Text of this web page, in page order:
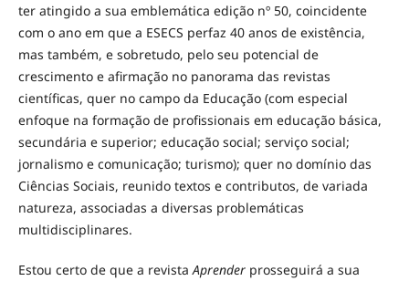
ter atingido a sua emblemática edição nº 50, coincidente
com o ano em que a ESECS perfaz 40 anos de existência,
mas também, e sobretudo, pelo seu potencial de
crescimento e afirmação no panorama das revistas
científicas, quer no campo da Educação (com especial
enfoque na formação de profissionais em educação básica,
secundária e superior; educação social; serviço social;
jornalismo e comunicação; turismo); quer no domínio das
Ciências Sociais, reunido textos e contributos, de variada
natureza, associadas a diversas problemáticas
multidisciplinares.
Estou certo de que a revista Aprenderprosseguirá a sua